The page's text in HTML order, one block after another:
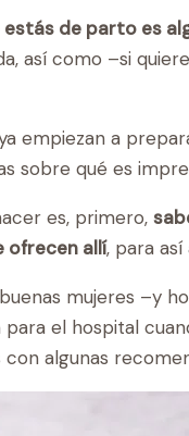
de parto es
así como –si
empiezan a
sobre qué es
es, primero,
ofrecen allí, para
mujeres –y
el hospital
algunas